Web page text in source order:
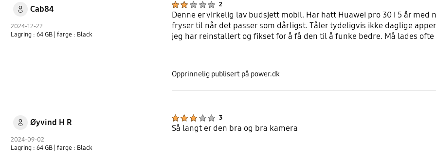
Cab84
2024-12-22
Lagring : 64 GB | farge : Black
2
Denne er virkelig lav budsjett mobil. Har hatt Huawei pro 30 i 5 år
fryser til når det passer som dårligst. Tåler tydeligvis ikke daglige
jeg har reinstallert og fikset for å få den til å funke bedre. Må lades
Opprinnelig publisert på power.dk
Øyvind H R
2024-09-02
Lagring : 64 GB | farge : Black
3
Så langt er den bra og bra kamera